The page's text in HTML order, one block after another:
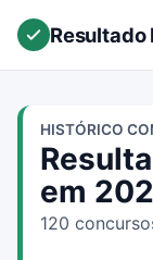
Resultado
HISTÓRICO
em
120